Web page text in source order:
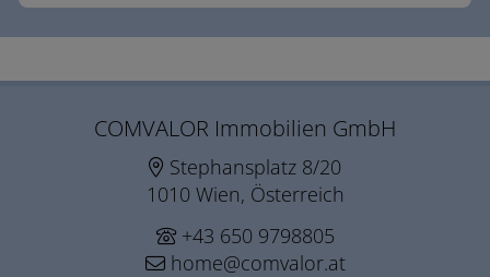
COMVALOR Immobilien GmbH
Stephansplatz 8/20
1010 Wien, Österreich
+43 650 9798805
home@comvalor.at